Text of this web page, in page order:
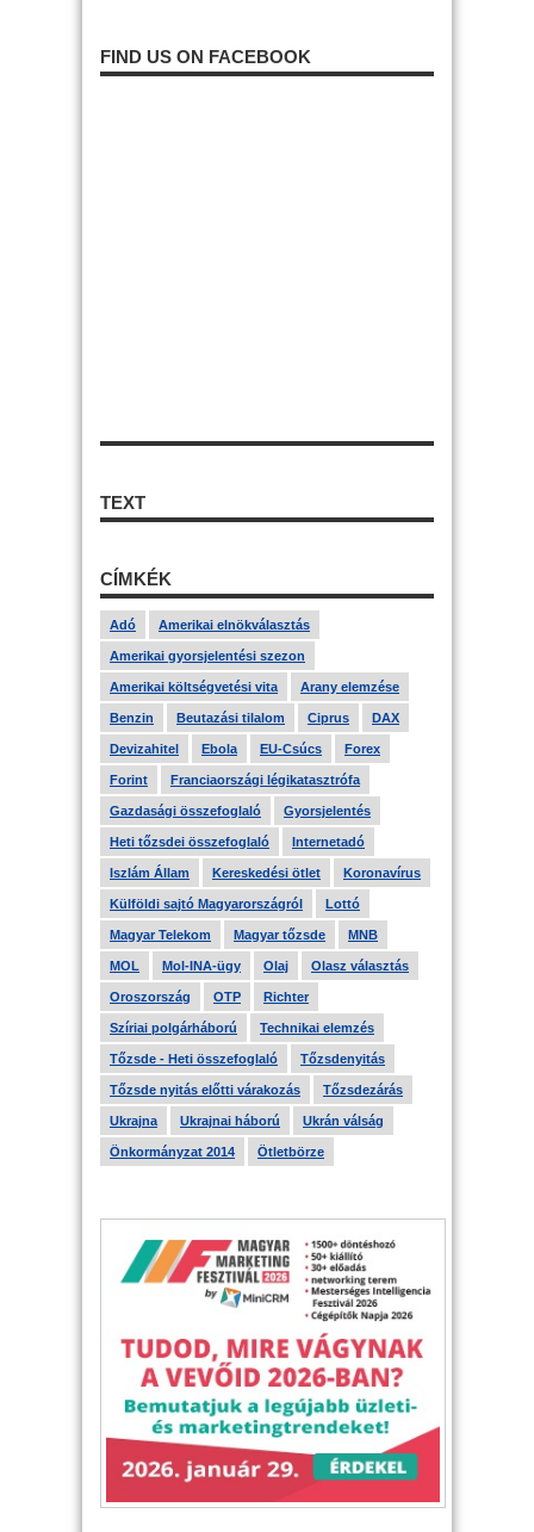
FIND US ON FACEBOOK
TEXT
CÍMKÉK
Adó Amerikai elnökválasztás
Amerikai gyorsjelentési szezon
Amerikai költségvetési vita Arany elemzése
Benzin Beutazási tilalom Ciprus DAX
Devizahitel Ebola EU-Csúcs Forex
Forint Franciaországi légikatasztrófa
Gazdasági összefoglaló Gyorsjelentés
Heti tőzsdei összefoglaló Internetadó
Iszlám Állam Kereskedési ötlet Koronavírus
Külföldi sajtó Magyarországról Lottó
Magyar Telekom Magyar tőzsde MNB
MOL Mol-INA-ügy Olaj Olasz választás
Oroszország OTP Richter
Szíriai polgárháború Technikai elemzés
Tőzsde - Heti összefoglaló Tőzsdenyitás
Tőzsde nyitás előtti várakozás Tőzsdezárás
Ukrajna Ukrajnai háború Ukrán válság
Önkormányzat 2014 Ötletbörze